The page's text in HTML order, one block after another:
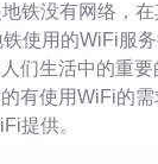
铁没有网络，
使用的WiFi服
们生活中的重
有使用WiFi的
提供。